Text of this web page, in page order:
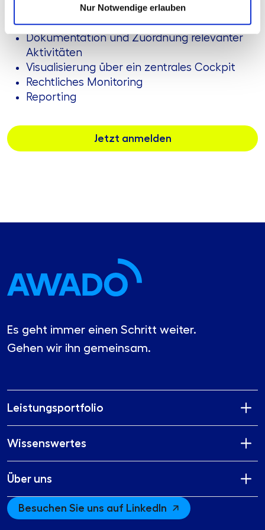
Nur Notwendige erlauben
Überwachungshandlungen
Tracking von definierten Maßnahmen
Dokumentation und Zuordnung relevanter
Aktivitäten
Visualisierung über ein zentrales Cockpit
Rechtliches Monitoring
Reporting
Jetzt anmelden
Es geht immer einen Schritt weiter.
Gehen wir ihn gemeinsam.
Leistungsportfolio
Wissenswertes
Über uns
Besuchen Sie uns auf LinkedIn